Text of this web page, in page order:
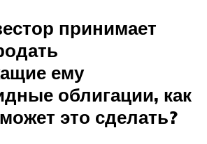
принимает
ему
облигации, как
это сделать?